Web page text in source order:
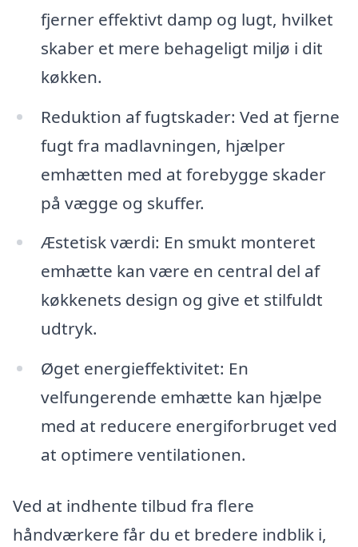
fjerner effektivt damp og lugt, hvilket
skaber et mere behageligt miljø i dit
køkken.
Reduktion af fugtskader: Ved at fjerne
fugt fra madlavningen, hjælper
emhætten med at forebygge skader
på vægge og skuffer.
Æstetisk værdi: En smukt monteret
emhætte kan være en central del af
køkkenets design og give et stilfuldt
udtryk.
Øget energieffektivitet: En
velfungerende emhætte kan hjælpe
med at reducere energiforbruget ved
at optimere ventilationen.
Ved at indhente tilbud fra flere
håndværkere får du et bredere indblik i,